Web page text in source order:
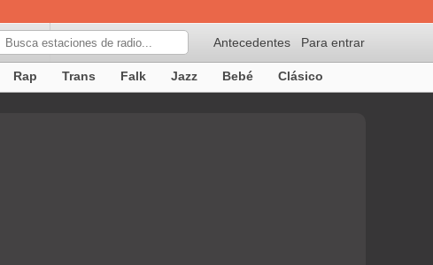
Para entrar
Antecedentes
Rap Trans Falk Jazz Bebé Clásico